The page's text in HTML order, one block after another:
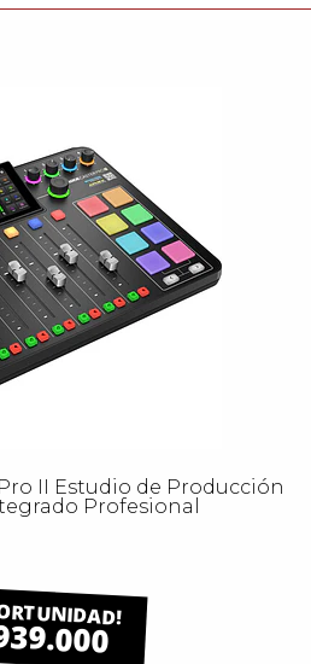
II Estudio de Producción
Profesional